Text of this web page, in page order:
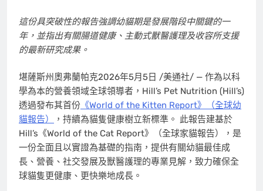
這份具突破性的報告強調幼貓期是發展階段中關鍵的一
年，並指出有關腸道健康、主動式獸醫護理及收容所支援
的最新研究成果。
堪薩斯州奧弗蘭帕克2026年5月5日 /美通社/ — 作為以科
學為本的營養領域全球領導者，Hill’s Pet Nutrition (Hill’s)
透過發布其首份 《World of the Kitten Report》（全球幼
貓報告）
，持續為貓隻健康樹立新標準。 此報告建基於
Hill’s《World of the Cat Report》（全球家貓報告），是
一份全面且以實證為基礎的指南，提供有關幼貓最佳成
長、營養、社交發展及獸醫護理的專業見解，致力確保全
球貓隻更健康、更快樂地成長。